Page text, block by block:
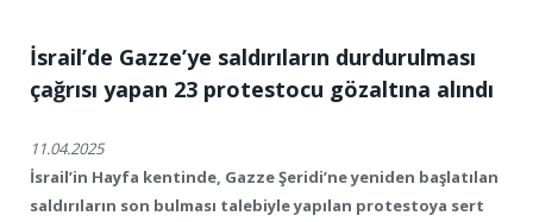
İsrail’de Gazze’ye saldırıların durdurulması
çağrısı yapan 23 protestocu gözaltına alındı
11.04.2025
İsrail’in Hayfa kentinde, Gazze Şeridi’ne yeniden başlatılan
saldırıların son bulması talebiyle yapılan protestoya sert